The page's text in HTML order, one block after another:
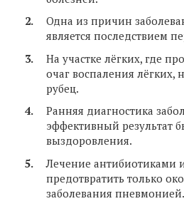
Одна из причин
является последствием
На участке лёгких, где
очаг воспаления лёгких,
рубец.
Ранняя диагностика
эффективный результат
выздоровления.
Лечение антибиотиками
предотвратить только
заболевания пневмонией.